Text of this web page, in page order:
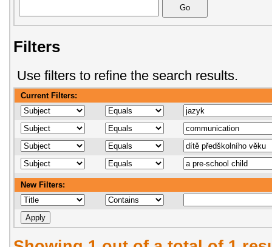
Filters
Use filters to refine the search results.
Current Filters:
New Filters: